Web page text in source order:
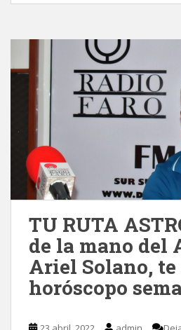
TU RUTA
de la mano del
Ariel Solano, te
horóscopo